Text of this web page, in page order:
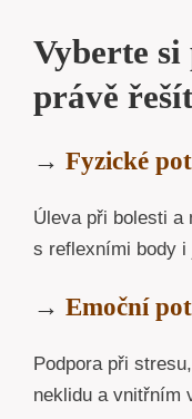
Vyberte si
právě
→ Fyzické
Úleva při bolesti a
s reflexními body i
→ Emoční
Podpora při
neklidu a vnitřním